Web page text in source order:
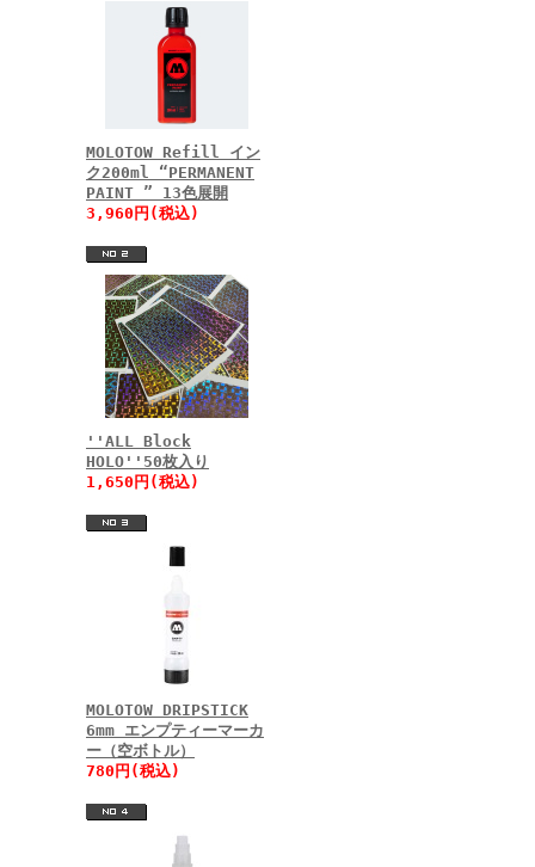
MOLOTOW Refill イン
ク200ml “PERMANENT
PAINT ” 13色展開
3,960円(税込)
''ALL Block
HOLO''50枚入り
1,650円(税込)
MOLOTOW DRIPSTICK
6mm エンプティーマーカ
ー（空ボトル）
780円(税込)